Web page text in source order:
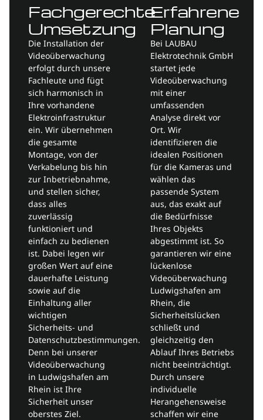
Erfahrene
Planung
Bei LAUBAU
Elektrotechnik GmbH
startet jede
Videoüberwachung
mit einer
umfassenden
Analyse direkt vor
Ort. Wir
identifizieren die
idealen Positionen
für die Kameras und
wählen das
passende System
aus, das exakt auf
die Bedürfnisse
Ihres Objekts
abgestimmt ist. So
garantieren wir eine
lückenlose
Videoüberwachung
Ludwigshafen am
Rhein, die
Sicherheitslücken
schließt und
gleichzeitig den
Ablauf Ihres Betriebs
nicht beeinträchtigt.
Durch unsere
individuelle
Herangehensweise
schaffen wir eine
Fachgerechte
Umsetzung
Die Installation der
Videoüberwachung
erfolgt durch unsere
Fachleute und fügt
sich harmonisch in
Ihre vorhandene
Elektroinfrastruktur
ein. Wir übernehmen
die gesamte
Montage, von der
Verkabelung bis hin
zur Inbetriebnahme,
und stellen sicher,
dass alles
zuverlässig
funktioniert und
einfach zu bedienen
ist. Dabei legen wir
großen Wert auf eine
dauerhafte Leistung
sowie auf die
Einhaltung aller
wichtigen
Sicherheits- und
Datenschutzbestimmungen.
Denn bei unserer
Videoüberwachung
in Ludwigshafen am
Rhein ist Ihre
Sicherheit unser
oberstes Ziel.